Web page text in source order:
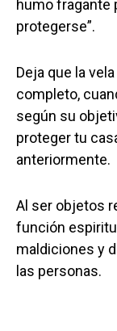
humo fragante
protegerse”.
Deja que la
completo,
según su
proteger tu
anteriormente.
Al ser objetos
función
maldiciones y
las personas.